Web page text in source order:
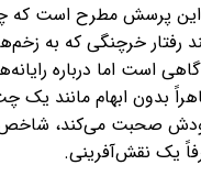
این پرسش مطرح است که
رفتار خرچنگی که به
است اما درباره
بدون ابهام مانند یک
صحبت می‌کند،
یک نقش‌آفرینی.